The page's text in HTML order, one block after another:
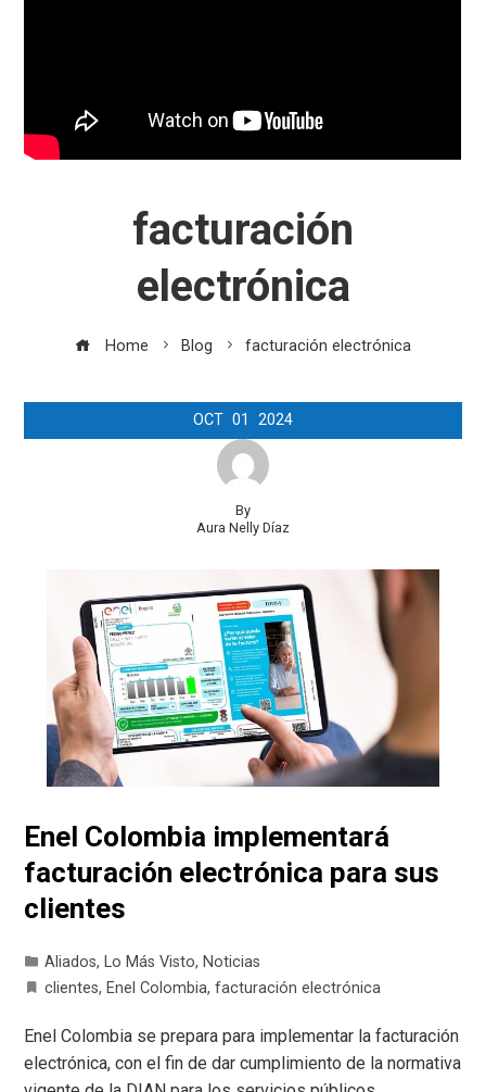
facturación
electrónica
Home Blog facturación electrónica
OCT 01 2024
By
Aura Nelly Díaz
Enel Colombia implementará
facturación electrónica para sus
clientes
Aliados, Lo Más Visto, Noticias
clientes, Enel Colombia,facturación electrónica
Enel Colombia se prepara para implementar la facturación
electrónica, con el fin de dar cumplimiento de la normativa